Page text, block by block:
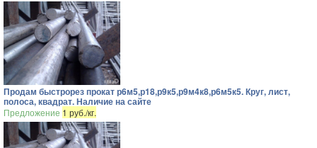
Продам быстрорез прокат р6м5,р18,р9к5,р9м4к8,р6м5к5. Круг, лист,
полоса, квадрат. Наличие на сайте
Предложение 1 руб./кг.